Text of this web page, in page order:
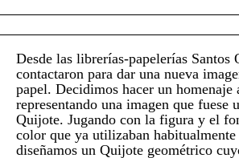
Desde las librerías-papelerías Santos
contactaron para dar una nueva
papel. Decidimos hacer un homenaje
representando una imagen que fuese
Quijote. Jugando con la figura y el
color que ya utilizaban habitualmente
diseñamos un Quijote geométrico